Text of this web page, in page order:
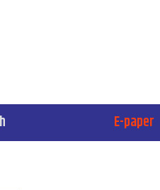
E-paper